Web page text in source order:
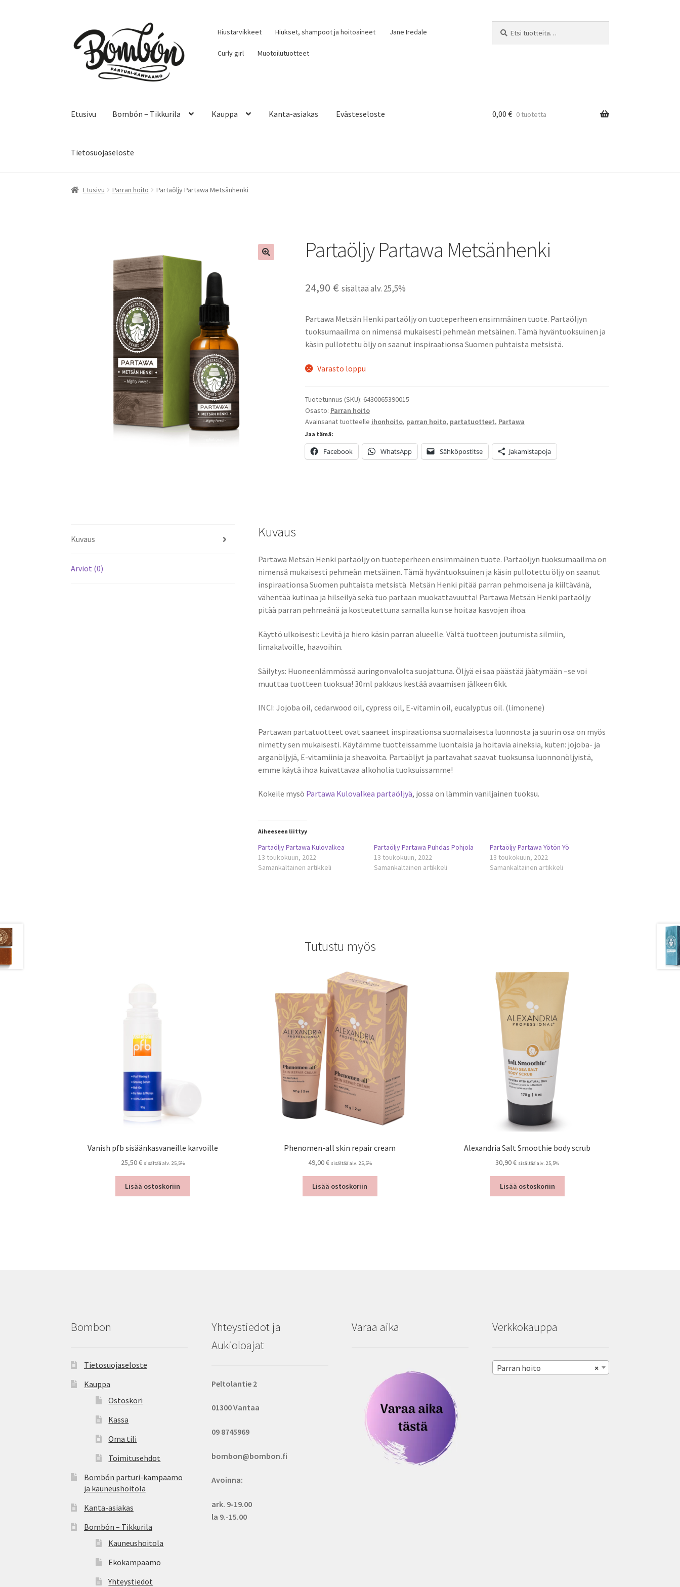
navigointiin
sisältöön
Hiustarvikkeet Hiukset, shampoot ja hoitoaineet Jane Iredale
Curly girl Muotoilutuotteet
Etusivu Bombón – Tikkurila Kauppa Kanta-asiakas Evästeseloste
Tietosuojaseloste
Etusivu Bombón – Tikkurila Kauppa Kanta-asiakas Evästeseloste
0,00 € 0 tuotetta
Etusivu Parran hoito Partaöljy Partawa Metsänhenki
Partaöljy Partawa Metsänhenki
24,90 € sisältää alv. 25,5%
Partawa Metsän Henki partaöljy on tuoteperheen ensimmäinen tuote. Partaöljyn
tuoksumaailma on nimensä mukaisesti pehmeän metsäinen. Tämä hyväntuoksuinen ja
käsin pullotettu öljy on saanut inspiraationsa Suomen puhtaista metsistä.
Varasto loppu
Tuotetunnus (SKU): 6430065390015
Osasto: Parran hoito
Avainsanat tuotteelle ihonhoito, parran hoito, partatuotteet, Partawa
Jaa tämä:
Facebook WhatsApp Sähköpostitse Jakamistapoja
Kuvaus
Arviot (0)
Kuvaus
Partawa Metsän Henki partaöljy on tuoteperheen ensimmäinen tuote. Partaöljyn tuoksumaailma on
nimensä mukaisesti pehmeän metsäinen. Tämä hyväntuoksuinen ja käsin pullotettu öljy on saanut
inspiraationsa Suomen puhtaista metsistä. Metsän Henki pitää parran pehmoisena ja kiiltävänä,
vähentää kutinaa ja hilseilyä sekä tuo partaan muokattavuutta! Partawa Metsän Henki partaöljy
pitää parran pehmeänä ja kosteutettuna samalla kun se hoitaa kasvojen ihoa.
Käyttö ulkoisesti: Levitä ja hiero käsin parran alueelle. Vältä tuotteen joutumista silmiin,
limakalvoille, haavoihin.
Säilytys: Huoneenlämmössä auringonvalolta suojattuna. Öljyä ei saa päästää jäätymään –se voi
muuttaa tuotteen tuoksua! 30ml pakkaus kestää avaamisen jälkeen 6kk.
INCI: Jojoba oil, cedarwood oil, cypress oil, E-vitamin oil, eucalyptus oil. (limonene)
Partawan partatuotteet ovat saaneet inspiraationsa suomalaisesta luonnosta ja suurin osa on myös
nimetty sen mukaisesti. Käytämme tuotteissamme luontaisia ja hoitavia aineksia, kuten: jojoba- ja
arganöljyjä, E-vitamiinia ja sheavoita. Partaöljyt ja partavahat saavat tuoksunsa luonnonöljyistä,
emme käytä ihoa kuivattavaa alkoholia tuoksuissamme!
Kokeile mysö Partawa Kulovalkea partaöljyä, jossa on lämmin vaniljainen tuoksu.
Aiheeseen liittyy
Partaöljy Partawa Kulovalkea
13 toukokuun, 2022
Samankaltainen artikkeli
Partaöljy Partawa Puhdas Pohjola
13 toukokuun, 2022
Samankaltainen artikkeli
Partaöljy Partawa Yötön Yö
13 toukokuun, 2022
Samankaltainen artikkeli
Tutustu myös
Vanish pfb sisäänkasvaneille karvoille
25,50€ sisältää alv. 25,5%
Lisää ostoskoriin
Phenomen-all skin repair cream
49,00€ sisältää alv. 25,5%
Lisää ostoskoriin
Alexandria Salt Smoothie body scrub
30,90€ sisältää alv. 25,5%
Lisää ostoskoriin
Bombon
Tietosuojaseloste
Kauppa
Ostoskori
Kassa
Oma tili
Toimitusehdot
Bombón parturi-kampaamo
ja kauneushoitola
Kanta-asiakas
Bombón – Tikkurila
Kauneushoitola
Ekokampaamo
Yhteystiedot
Yhteystiedot ja
Aukioloajat
Peltolantie 2
01300 Vantaa
09 8745969
bombon@bombon.fi
Avoinna:
ark. 9-19.00
la 9.-15.00
Varaa aika Verkkokauppa
×
Parran hoito